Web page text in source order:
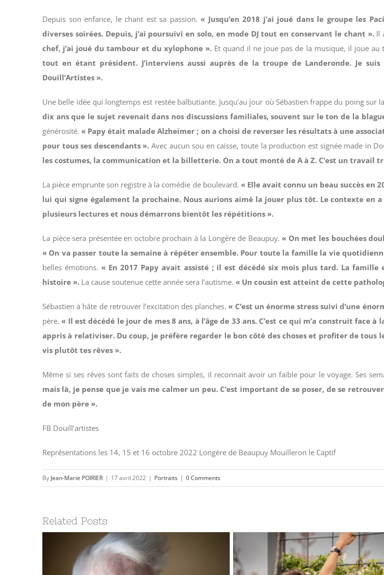
Depuis son enfance, le chant est sa passion. « Jusqu’en 2018 j’ai joué dans le groupe les
diverses soirées. Depuis, j’ai poursuivi en solo, en mode DJ tout en conservant le chant ».Il
chef, j’ai joué du tambour et du xylophone ». Et quand il ne joue pas de la musique, il joue au
tout en étant président. J’interviens aussi auprès de la troupe de Landeronde. Je
Douill’Artistes ».
Une belle idée qui longtemps est restée balbutiante. Jusqu’au jour où Sébastien frappe du poing sur
dix ans que le sujet revenait dans nos discussions familiales, souvent sur le ton de la
générosité.« Papy était malade Alzheimer ; on a choisi de reverser les résultats à une
pour tous ses descendants ». Avec aucun sou en caisse, toute la production est signée made in
les costumes, la communication et la billetterie. On a tout monté de A à Z. C’est un travail
La pièce emprunte son registre à la comédie de boulevard. « Elle avait connu un beau succès en
lui qui signe également la prochaine. Nous aurions aimé la jouer plus tôt. Le contexte en
plusieurs lectures et nous démarrons bientôt les répétitions ».
La pièce sera présentée en octobre prochain à la Longère de Beaupuy.« On met les bouchées
« On va passer toute la semaine à répéter ensemble. Pour toute la famille la vie
belles émotions.« En 2017 Papy avait assisté ; il est décédé six mois plus tard. La
histoire ». La cause soutenue cette année sera l’autisme. « Un cousin est atteint de cette
Sébastien à hâte de retrouver l’excitation des planches.« C’est un énorme stress suivi d’une
père.« Il est décédé le jour de mes 8 ans, à l’âge de 33 ans. C’est ce qui m’a construit face
appris à relativiser. Du coup, je préfère regarder le bon côté des choses et profiter de tous
vis plutôt tes rêves ».
Même si ses rêves sont faits de choses simples, il reconnait avoir un faible pour le voyage. Ses
mais là, je pense que je vais me calmer un peu. C’est important de se poser, de se
de mon père ».
FB Douill’artistes
Représentations les 14, 15 et 16 octobre 2022 Longère de Beaupuy Mouilleron le Captif
By Jean-Marie POIRIER | 17 avril 2022 | Portraits | 0 Comments
Related Posts